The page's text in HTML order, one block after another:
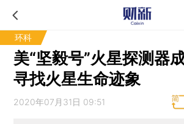
环科
美“坚毅号”火星探测器
寻找火星生命迹象
2020年07月31日 09:51